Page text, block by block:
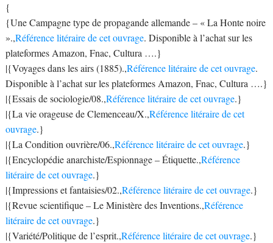
{
{Une Campagne type de propagande allemande – « La Honte noire
».,Référence litéraire de cet ouvrage. Disponible à l’achat sur les
plateformes Amazon, Fnac, Cultura ….}
|{Voyages dans les airs (1885).,Référence litéraire de cet ouvrage.
Disponible à l’achat sur les plateformes Amazon, Fnac, Cultura ….}
|{Essais de sociologie/08.,Référence litéraire de cet ouvrage.}
|{La vie orageuse de Clemenceau/X.,Référence litéraire de cet
ouvrage.}
|{La Condition ouvrière/06.,Référence litéraire de cet ouvrage.}
|{Encyclopédie anarchiste/Espionnage – Étiquette.,Référence
litéraire de cet ouvrage.}
|{Impressions et fantaisies/02.,Référence litéraire de cet ouvrage.}
|{Revue scientifique – Le Ministère des Inventions.,Référence
litéraire de cet ouvrage.}
|{Variété/Politique de l’esprit.,Référence litéraire de cet ouvrage.}